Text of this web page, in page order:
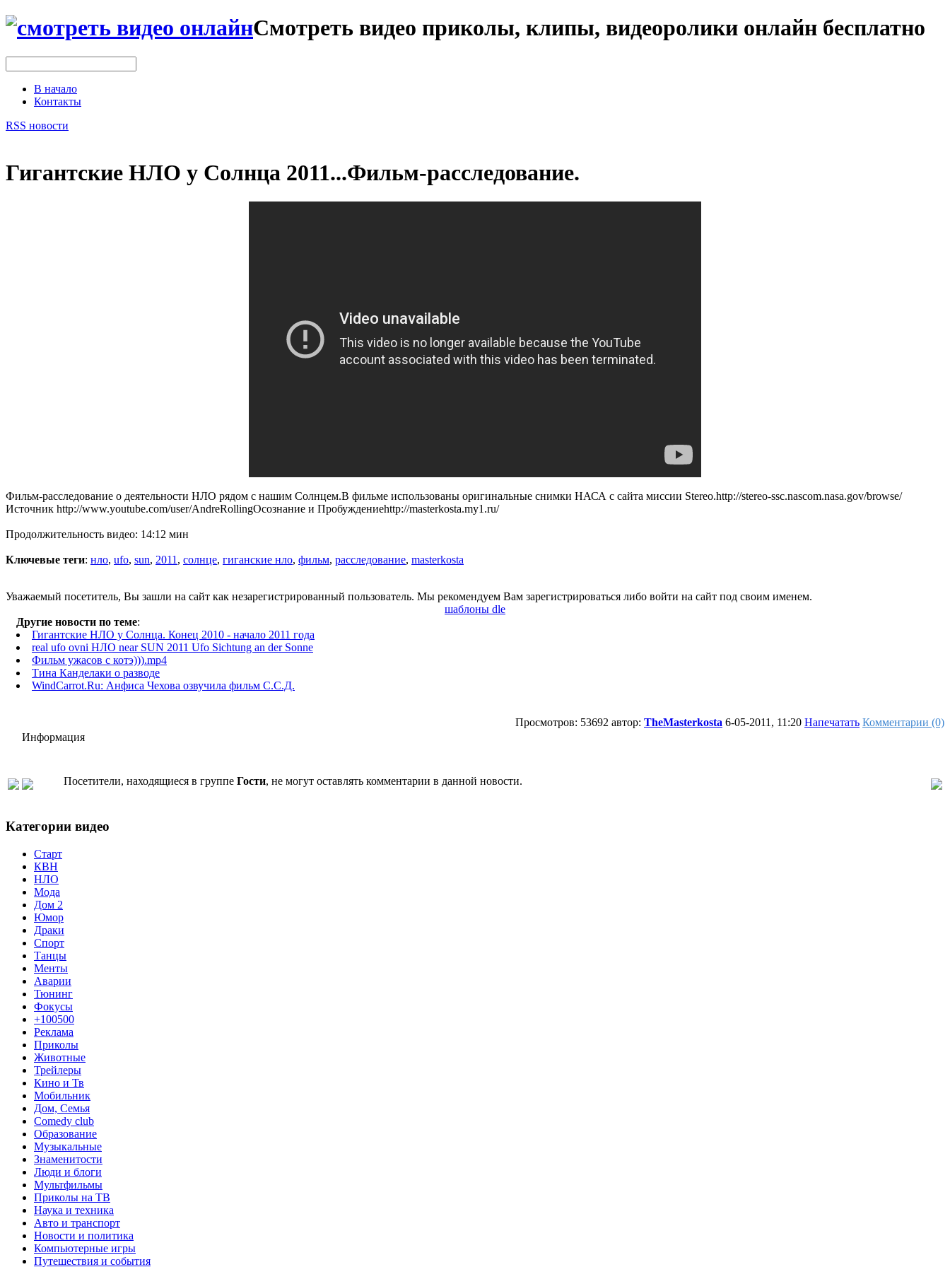
Смотреть видео приколы, клипы, видеоролики онлайн бесплатно
В начало
Контакты
RSS новости
Гигантские НЛО у Солнца 2011...Фильм-расследование.
Фильм-расследование о деятельности НЛО рядом с нашим Солнцем.В фильме использованы оригинальные снимки НАСА с сайта миссии Stereo.http://stereo-ssc.nascom.nasa.gov/browse/
Источник http://www.youtube.com/user/AndreRollingОсознание и Пробуждениеhttp://masterkosta.my1.ru/
Продолжительность видео: 14:12 мин
Ключевые теги: нло, ufo, sun, 2011 , солнце, гиганские нло, фильм, расследование, masterkosta
Уважаемый посетитель, Вы зашли на сайт как незарегистрированный пользователь. Мы рекомендуем Вам зарегистрироваться либо войти на сайт под своим именем.
шаблоны dle
Другие новости по теме:
Гигантские НЛО у Солнца. Конец 2010 - начало 2011 года
real ufo ovni НЛО near SUN 2011 Ufo Sichtung an der Sonne
Фильм ужасов с котэ))).mp4
Тина Канделаки о разводе
WindCarrot.Ru: Анфиса Чехова озвучила фильм С.С.Д.
Просмотров: 53692 автор: TheMasterkosta 6-05-2011, 11:20 Напечатать Комментарии (0)
Информация
Посетители, находящиеся в группе Гости, не могут оставлять комментарии в данной новости.
Категории видео
Старт
КВН
НЛО
Мода
Дом 2
Юмор
Драки
Спорт
Танцы
Менты
Аварии
Тюнинг
Фокусы
+100500
Реклама
Приколы
Животные
Трейлеры
Кино и Тв
Мобильник
Дом, Семья
Comedy club
Образование
Музыкальные
Знаменитости
Люди и блоги
Мультфильмы
Приколы на ТВ
Наука и техника
Авто и транспорт
Новости и политика
Компьютерные игры
Путешествия и события